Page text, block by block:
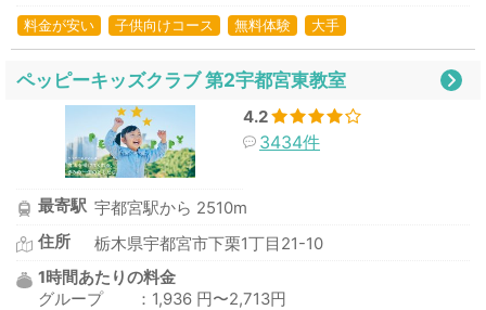
料金が安い 子供向けコース 無料体験 大手
ペッピーキッズクラブ 第2宇都宮東教室
4.2
3434件
最寄駅 宇都宮駅から 2510m
住所
栃木県宇都宮市下栗1丁目21-10
1時間あたりの料金
グループ ：1,936 円〜2,713円